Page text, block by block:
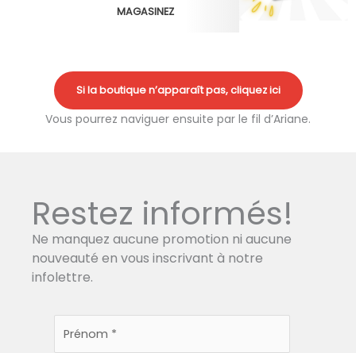
MAGASINEZ
Si la boutique n’apparaît pas, cliquez ici
Vous pourrez naviguer ensuite par le fil d’Ariane.
Restez informés!
Ne manquez aucune promotion ni aucune
nouveauté en vous inscrivant à notre
infolettre.